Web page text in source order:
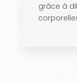
grâce à